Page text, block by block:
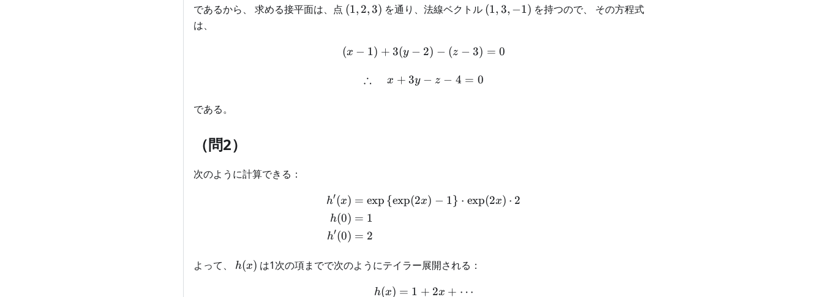
であるから、 求める接平面は、点 (1,2,3)
(1, 2, 3) を通り、法線ベクトル (1,3,-1)
(1, 3, −1) を持つので、 その方程式
は、
\begin{aligned} (x-1) + 3(y-2) - (z-3) = 0 \end{aligned}
(x − 1) + 3(y − 2) − (z − 3) = 0
\begin{aligned} \therefore \ \ \ \ x + 3y - z - 4 = 0 \end{aligned}
∴ x + 3y − z − 4 = 0
である。
（問2）
次のように計算できる：
\begin{aligned} h'(x) &= \exp \left\{ \exp (2x) - 1 \right\} \cdot \exp
h′(x)
h(0)
h′(0)
= exp {exp(2x) − 1} ⋅ exp(2x) ⋅ 2
= 1
= 2
よって、 h(x)
h(x) は1次の項までで次のようにテイラー展開される：
\begin{aligned} h(x) = 1 + 2x + \cdots \end{aligned}
h(x) = 1 + 2x + ⋯